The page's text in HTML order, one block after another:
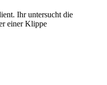
Ihr untersucht die
einer Klippe